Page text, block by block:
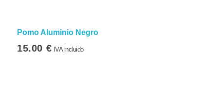
Pomo Aluminio Negro
15.00 € IVA incluido